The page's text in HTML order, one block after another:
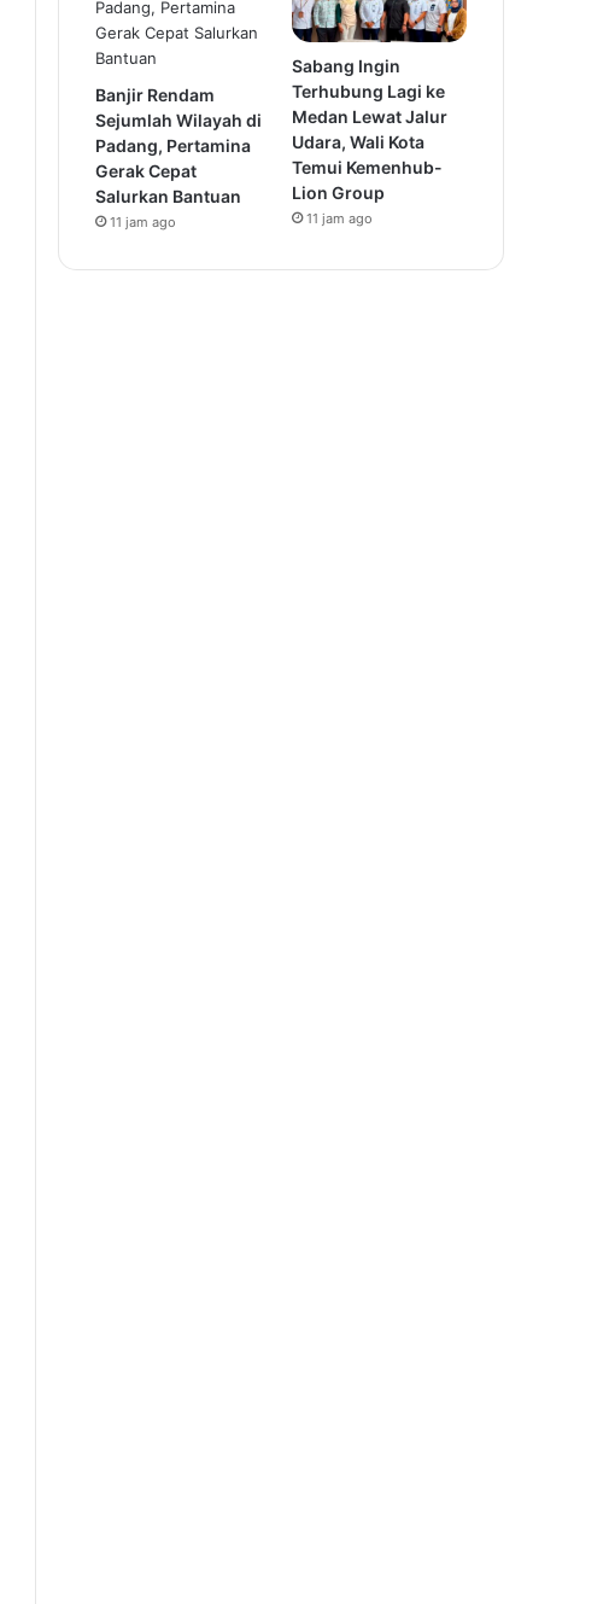
Banjir Rendam
Sejumlah Wilayah di
Padang, Pertamina
Gerak Cepat
Salurkan Bantuan
11 jam ago
Sabang Ingin
Terhubung Lagi ke
Medan Lewat Jalur
Udara, Wali Kota
Temui Kemenhub-
Lion Group
11 jam ago